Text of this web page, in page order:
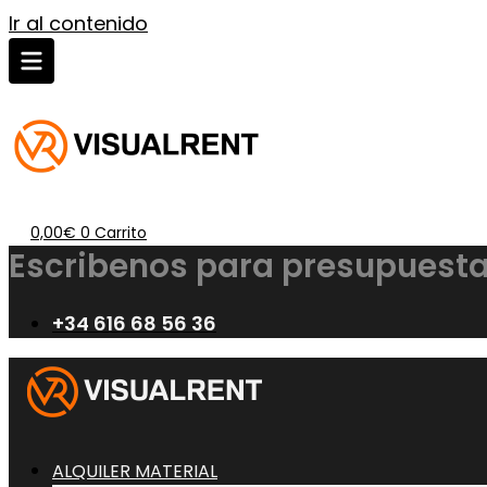
Ir al contenido
0,00€ 0 Carrito
Escribenos para
+34 616 68 56 36
ALQUILER MATERIAL